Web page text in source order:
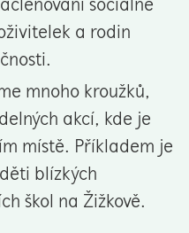
sociálně
a rodin
mnoho kroužků,
akcí, kde je
místě. Příkladem je
blízkých
škol na Žižkově.